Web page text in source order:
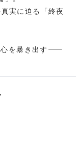
実に迫る「終夜
を暴き出す ――